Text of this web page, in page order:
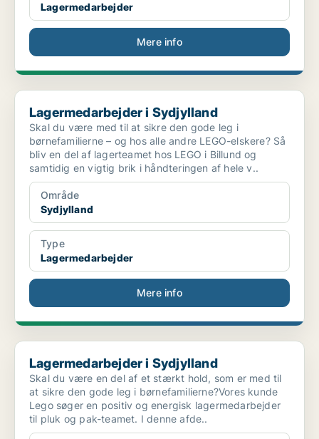
Lagermedarbejder
Mere info
Lagermedarbejder i Sydjylland
Lagermedarbejder i Sydjylland
Skal du være med til at sikre den gode leg i
børnefamilierne – og hos alle andre LEGO-elskere? Så
bliv en del af lagerteamet hos LEGO i Billund og
samtidig en vigtig brik i håndteringen af hele v..
Område
Sydjylland
Type
Lagermedarbejder
Mere info
Lagermedarbejder i Sydjylland
Lagermedarbejder i Sydjylland
Skal du være en del af et stærkt hold, som er med til
at sikre den gode leg i børnefamilierne?Vores kunde
Lego søger en positiv og energisk lagermedarbejder
til pluk og pak-teamet. I denne afde..